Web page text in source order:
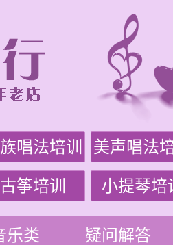
唱法培训 美声唱法培
古筝培训 小提琴培
乐类 疑问解答